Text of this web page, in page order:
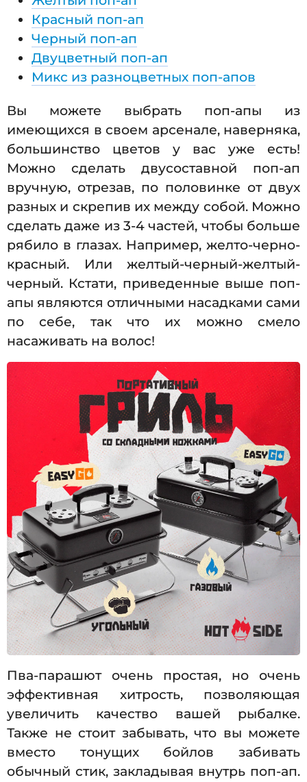
Красный поп-ап
Черный поп-ап
Двуцветный поп-ап
Микс из разноцветных поп-апов
Вы можете выбрать поп-апы из
имеющихся в своем арсенале, наверняка,
большинство цветов у вас уже есть!
Можно сделать двусоставной поп-ап
вручную, отрезав, по половинке от двух
разных и скрепив их между собой. Можно
сделать даже из 3-4 частей, чтобы больше
рябило в глазах. Например, желто-черно-
красный. Или желтый-черный-желтый-
черный. Кстати, приведенные выше поп-
апы являются отличными насадками сами
по себе, так что их можно смело
насаживать на волос!
Пва-парашют очень простая, но очень
эффективная хитрость, позволяющая
увеличить качество вашей рыбалке.
Также не стоит забывать, что вы можете
вместо тонущих бойлов забивать
обычный стик, закладывая внутрь поп-ап.